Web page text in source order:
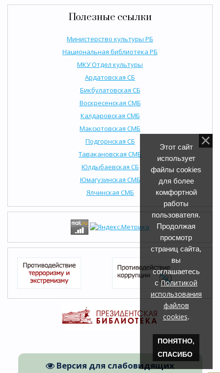
Версия для слабовидящих
Полезные ссылки
Министерство культуры РБ
Национальная библиотека РБ
МКУ Отдел культуры
Ардатовская СБ
Бикбулатовская СБ
Воскресенская СМБ
Калдаровская СМБ
Максютовская СМБ
Подгорнская СБ
Тавакановская СМБ
Юлдыбаевская СБ
Юмагузинская СМБ
Ялчинская СМБ
Этот сайт
использует
файлы cookies
для более
комфортной
работы
пользователя.
Продолжая
просмотр
страниц сайта,
вы
соглашаетесь
сПолитикой
использования
файлов
cookies.
ПОНЯТНО,
СПАСИБО